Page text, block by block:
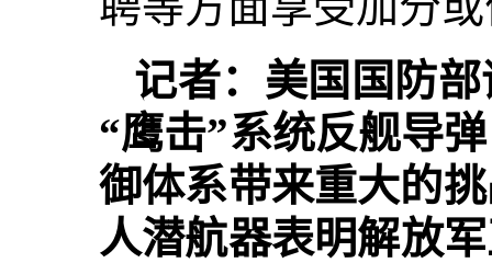
记者：美国国防
“鹰击”系统反舰导
御体系带来重大的
人潜航器表明解放